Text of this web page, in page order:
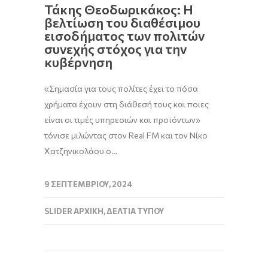
Τάκης Θεοδωρικάκος: Η
βελτίωση του διαθέσιμου
εισοδήματος των πολιτών
συνεχής στόχος για την
κυβέρνηση
«Σημασία για τους πολίτες έχει το πόσα
χρήματα έχουν στη διάθεσή τους και ποιες
είναι οι τιμές υπηρεσιών και προϊόντων»
τόνισε μιλώντας στον Real FM και τον Νίκο
Χατζηνικολάου ο…
9 ΣΕΠΤΕΜΒΡΊΟΥ, 2024
SLIDER ΑΡΧΙΚΉ,ΔΕΛΤΊΑ ΤΎΠΟΥ